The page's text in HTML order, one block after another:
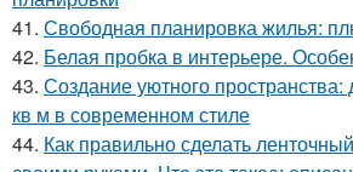
41. Свободная планировка жилья:
42. Белая пробка в интерьере.
43. Создание уютного пространства:
кв м в современном стиле
44. Как правильно сделать